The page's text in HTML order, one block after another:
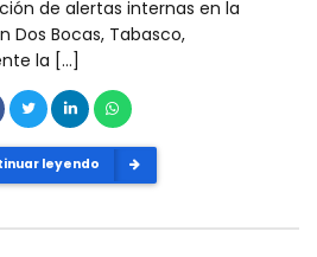
de alertas internas en la
Dos Bocas, Tabasco,
la […]
leyendo